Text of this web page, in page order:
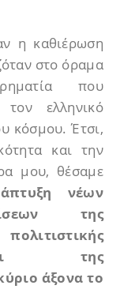
η καθιέρωση
στο όραμα
που
ελληνικό
κόσμου. Έτσι,
και την
μου, θέσαμε
νέων
της
της
άξονα το